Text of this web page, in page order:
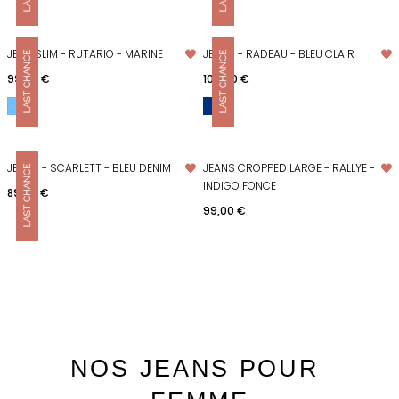
JEAN SLIM - RUTARIO - MARINE
Prix
99,00 €
JEANS - RADEAU - BLEU CLAIR
Prix
109,00 €
JEANS - SCARLETT - BLEU DENIM
Prix
89,00 €
JEANS CROPPED LARGE - RALLYE -
INDIGO FONCE
Prix
99,00 €
NOS JEANS POUR